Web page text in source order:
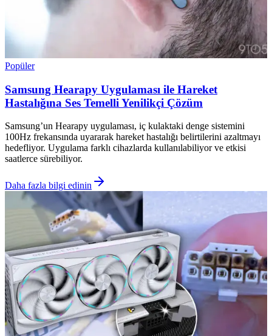
Popüler
Samsung Hearapy Uygulaması ile Hareket
Hastalığına Ses Temelli Yenilikçi Çözüm
Samsung’un Hearapy uygulaması, iç kulaktaki denge sistemini
100Hz frekansında uyararak hareket hastalığı belirtilerini azaltmayı
hedefliyor. Uygulama farklı cihazlarda kullanılabiliyor ve etkisi
saatlerce sürebiliyor.
Daha fazla bilgi edinin